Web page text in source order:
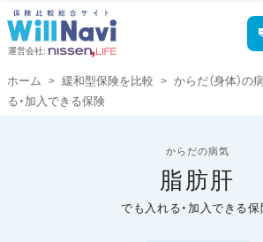
運営会社:
ホーム 緩和型保険を比較 からだ（身体）の
る・加入できる保険
からだの病気
脂肪肝
でも入れる・加入できる保